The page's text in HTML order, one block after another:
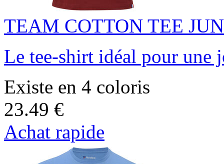
TEAM COTTON TEE
Le tee-shirt idéal pour une
Existe en 4 coloris
23.49 €
Achat rapide